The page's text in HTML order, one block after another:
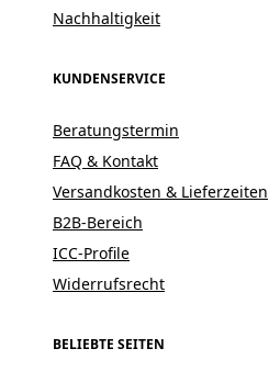
Nachhaltigkeit
KUNDENSERVICE
Beratungstermin
FAQ & Kontakt
Versandkosten & Lieferzeiten
B2B-Bereich
ICC-Profile
Widerrufsrecht
BELIEBTE SEITEN